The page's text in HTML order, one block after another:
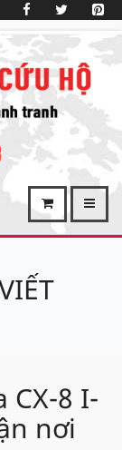
CX-8 I-
nơi